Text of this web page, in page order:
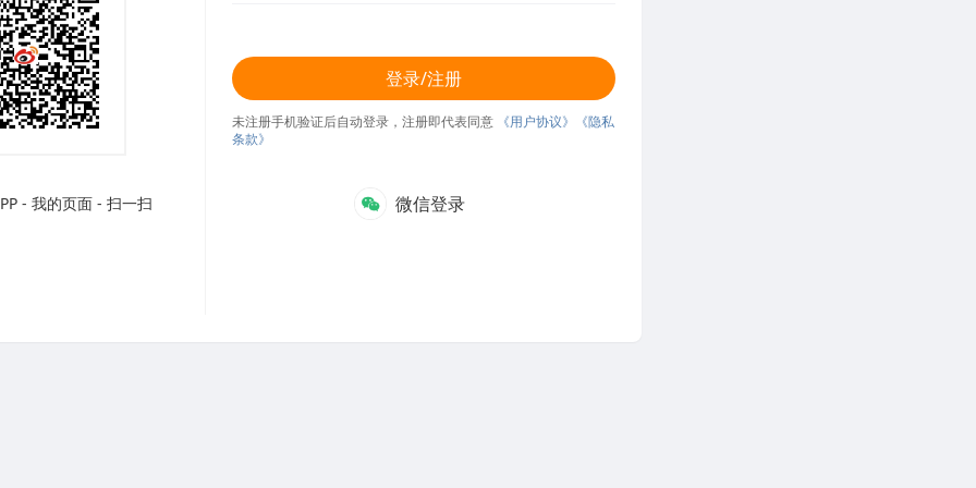
- 我的页面 - 扫一扫
登录/注册
未注册手机验证后自动登录，注册即代表同意 《用户协议》
《隐私
条款》
微信登录